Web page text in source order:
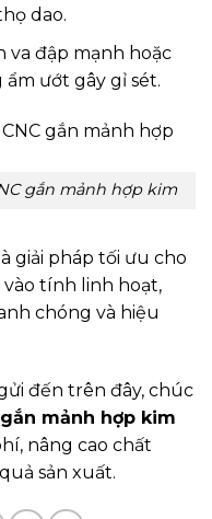
dao.
va đập mạnh hoặc
ướt gây gỉ sét.
gắn mảnh hợp kim
giải pháp tối ưu cho
tính linh hoạt,
chóng và hiệu
đến trên đây, chúc
mảnh hợp kim
nâng cao chất
sản xuất.